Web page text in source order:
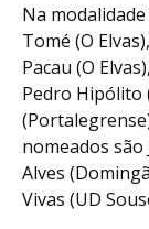
Na
Tomé (O
Pacau (O
Pedro Hipólito
nomeados são
Alves
Vivas (UD